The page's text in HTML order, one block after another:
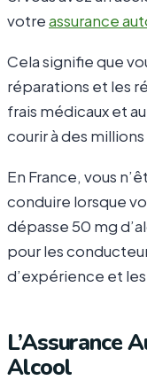
votreassurance
Cela signifie que
réparations et les
frais médicaux et
courir à des millions
En France, vous
conduire lorsque
dépasse 50 mg
pour les
d’expérience et
L’Assurance
Alcool